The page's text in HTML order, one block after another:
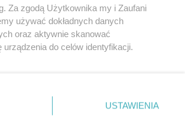
Za zgodą Użytkownika my i Zaufani
używać dokładnych danych
oraz aktywnie skanować
do celów identyfikacji.
klikając przycisk ustawień prywatności
lewym dolnym rogu strony
USTAWIENIA